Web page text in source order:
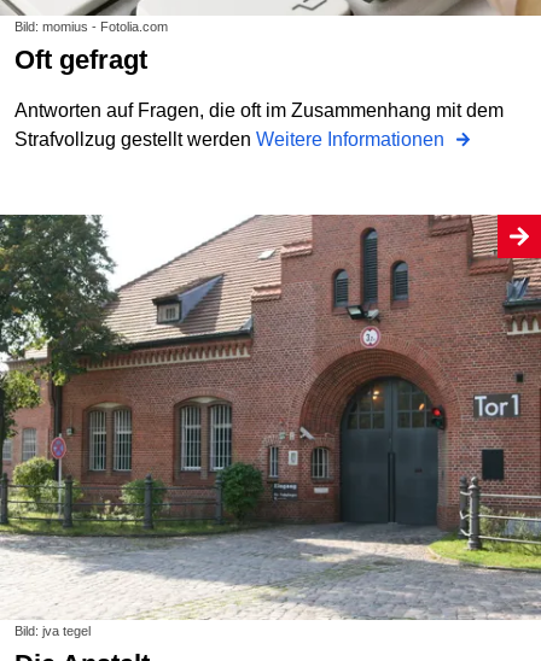
Bild: momius - Fotolia.com
Oft gefragt
Antworten auf Fragen, die oft im Zusammenhang mit dem
Strafvollzug gestellt werden Weitere Informationen
Bild: jva tegel